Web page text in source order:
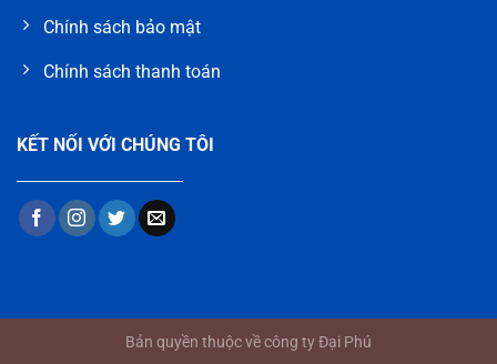
Chính sách bảo mật
Chính sách thanh toán
KẾT NỐI VỚI CHÚNG TÔI
Bản quyền thuộc về công ty Đại Phú